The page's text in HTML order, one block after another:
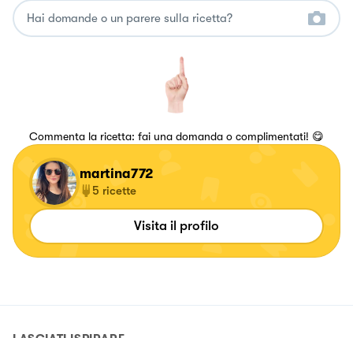
Commenta la ricetta: fai una domanda o complimentati! 😋
martina772
5 ricette
Visita il profilo